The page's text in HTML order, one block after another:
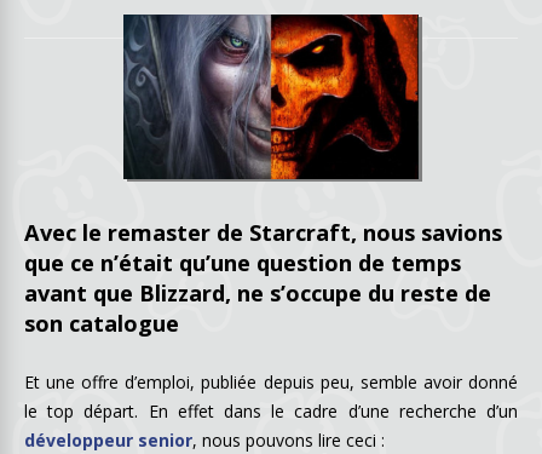
Avec le remaster de Starcraft, nous savions
que ce n’était qu’une question de temps
avant que Blizzard, ne s’occupe du reste de
son catalogue
Et une offre d’emploi, publiée depuis peu, semble avoir donné
le top départ. En effet dans le cadre d’une recherche d’un
développeur senior, nous pouvons lire ceci :